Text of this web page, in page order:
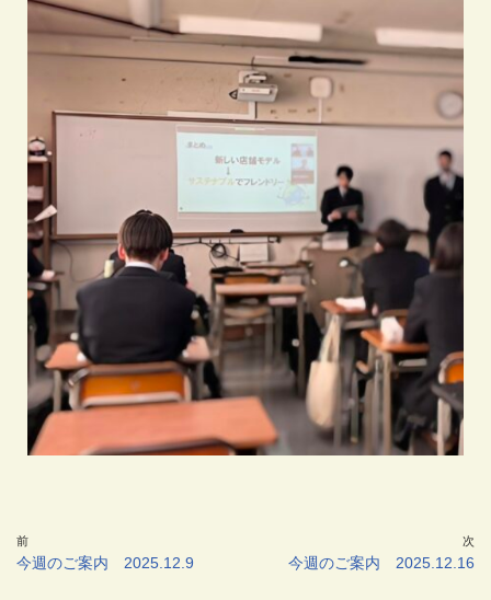
前
今週のご案内 2025.12.9
次
今週のご案内 2025.12.16